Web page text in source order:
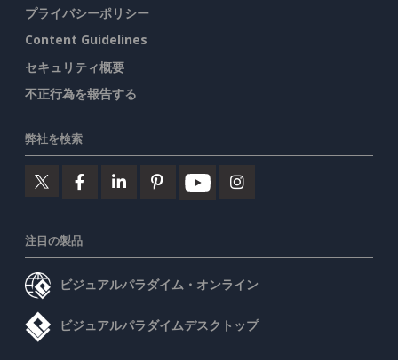
プライバシーポリシー
Content Guidelines
セキュリティ概要
不正行為を報告する
弊社を検索
注目の製品
ビジュアルパラダイム・オンライン
ビジュアルパラダイムデスクトップ